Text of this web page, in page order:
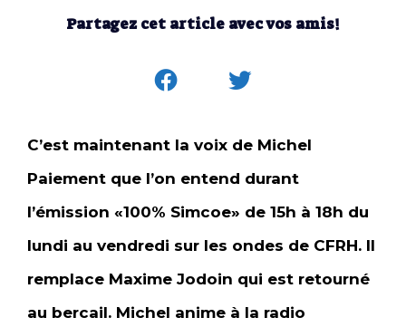
Partagez cet article avec vos amis!
C’est maintenant la voix de Michel
Paiement que l’on entend durant
l’émission «100% Simcoe» de 15h à 18h du
lundi au vendredi sur les ondes de CFRH. Il
remplace Maxime Jodoin qui est retourné
au bercail. Michel anime à la radio